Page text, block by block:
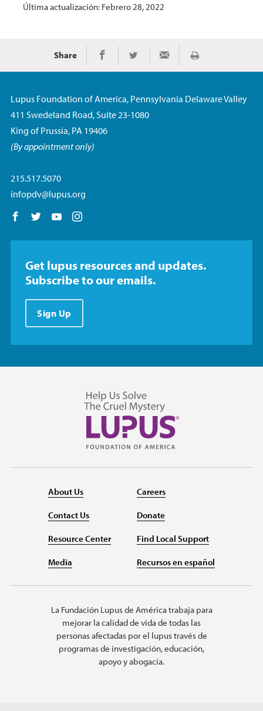
Última actualización: Febrero 28, 2022
Share Share on Facebook
Share on TwitterShare via EmailImprimir
Lupus Foundation of America, Pennsylvania Delaware Valley
411 Swedeland Road, Suite 23-1080
King of Prussia, PA 19406
(By appointment only)
215.517.5070
infopdv@lupus.org
Follow us on Facebook
Follow us on Twitter
Follow us on YouTube
Get lupus resources and updates.
Subscribe to our emails.
Sign Up
About Us
Contact Us
Resource Center
Media
Careers
Donate
Find Local Support
Recursos en español
La Fundación Lupus de América trabaja para
mejorar la calidad de vida de todas las
personas afectadas por el lupus través de
programas de investigación, educación,
apoyo y abogacía.